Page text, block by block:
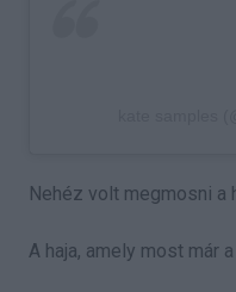
Nehéz volt megmosni a
A haja, amely most már